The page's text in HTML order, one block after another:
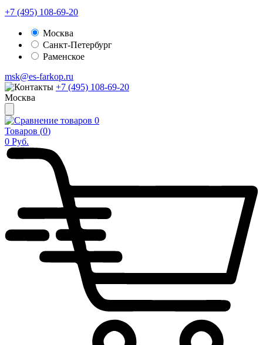
+7 (495) 108-69-20
Москва
Санкт-Петербург
Раменское
msk@es-farkop.ru
+7 (495) 108-69-20
Москва
0
Товаров (0)
0 Руб.